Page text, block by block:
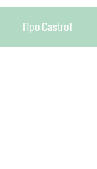
Про Castrol